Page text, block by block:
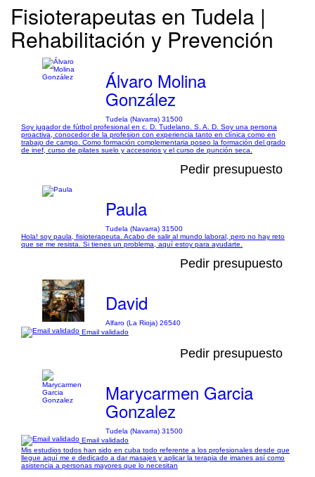
Fisioterapeutas en Tudela |
Rehabilitación y Prevención
Álvaro Molina
González
Tudela (Navarra) 31500
Soy jugador de fútbol profesional en c. D. Tudelano. S. A. D. Soy una persona
proactiva, conocedor de la profesion con experiencia tanto en clínica como en
trabajo de campo. Como formación complementaria poseo la formación del grado
de inef, curso de pilates suelo y accesorios y el curso de punción seca.
Pedir presupuesto
Paula
Tudela (Navarra) 31500
Hola! soy paula, fisioterapeuta. Acabo de salir al mundo laboral, pero no hay reto
que se me resista. Si tienes un problema, aquí estoy para ayudarte.
Pedir presupuesto
David
Alfaro (La Rioja) 26540
Email validado
Pedir presupuesto
Marycarmen Garcia
Gonzalez
Tudela (Navarra) 31500
Email validado
Mis estudios todos han sido en cuba todo referente a los profesionales desde que
llegue aquí me e dedicado a dar masajes y aplicar la terapia de imanes así como
asistencia a personas mayores que lo necesitan